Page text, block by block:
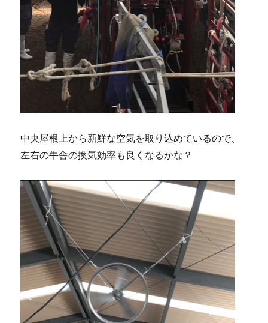
中央屋根上から新鮮な空気を取り込めているので、
左右の牛舎の換気効率も良くなるかな？